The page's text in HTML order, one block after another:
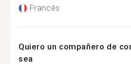
Francés
Quiero un compañero de
sea